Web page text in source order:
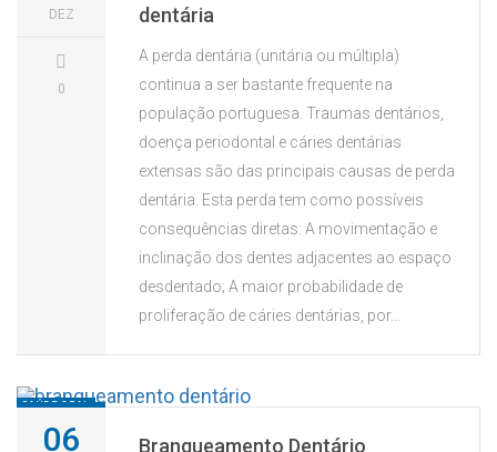
DEZ
0
dentária
A perda dentária (unitária ou múltipla)
continua a ser bastante frequente na
população portuguesa. Traumas dentários,
doença periodontal e cáries dentárias
extensas são das principais causas de perda
dentária. Esta perda tem como possíveis
consequências diretas: A movimentação e
inclinação dos dentes adjacentes ao espaço
desdentado; A maior probabilidade de
proliferação de cáries dentárias, por…
SAÚDE ORAL
06 Branqueamento Dentário